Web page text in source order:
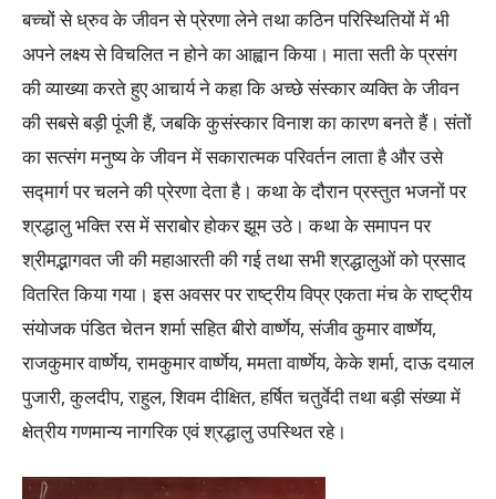
बच्चों से ध्रुव के जीवन से प्रेरणा लेने तथा कठिन परिस्थितियों में भी
अपने लक्ष्य से विचलित न होने का आह्वान किया। माता सती के प्रसंग
की व्याख्या करते हुए आचार्य ने कहा कि अच्छे संस्कार व्यक्ति के जीवन
की सबसे बड़ी पूंजी हैं, जबकि कुसंस्कार विनाश का कारण बनते हैं। संतों
का सत्संग मनुष्य के जीवन में सकारात्मक परिवर्तन लाता है और उसे
सद्मार्ग पर चलने की प्रेरणा देता है। कथा के दौरान प्रस्तुत भजनों पर
श्रद्धालु भक्ति रस में सराबोर होकर झूम उठे। कथा के समापन पर
श्रीमद्भागवत जी की महाआरती की गई तथा सभी श्रद्धालुओं को प्रसाद
वितरित किया गया। इस अवसर पर राष्ट्रीय विप्र एकता मंच के राष्ट्रीय
संयोजक पंडित चेतन शर्मा सहित बीरो वार्ष्णेय, संजीव कुमार वार्ष्णेय,
राजकुमार वार्ष्णेय, रामकुमार वार्ष्णेय, ममता वार्ष्णेय, केके शर्मा, दाऊ दयाल
पुजारी, कुलदीप, राहुल, शिवम दीक्षित, हर्षित चतुर्वेदी तथा बड़ी संख्या में
क्षेत्रीय गणमान्य नागरिक एवं श्रद्धालु उपस्थित रहे।